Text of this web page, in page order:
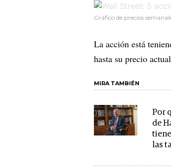
Gráfico de precios
La acción está
hasta su precio
MIRA TAMBIÉN
Por
de
las